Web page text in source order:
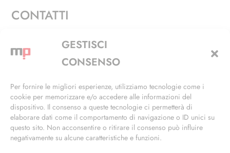
GESTISCI
CONSENSO
Per fornire le migliori esperienze, utilizziamo tecnologie come i
cookie per memorizzare e/o accedere alle informazioni del
dispositivo. Il consenso a queste tecnologie ci permetterà di
elaborare dati come il comportamento di navigazione o ID unici su
questo sito. Non acconsentire o ritirare il consenso può influire
negativamente su alcune caratteristiche e funzioni.
CONTATTI
Via Alfieri, 27 - Trezzano Sul Naviglio (MI)
+39 02 4846 3155
info@masterphil.it